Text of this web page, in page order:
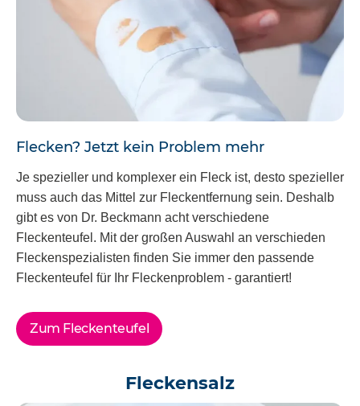
Flecken? Jetzt kein Problem mehr
Je spezieller und komplexer ein Fleck ist, desto spezieller
muss auch das Mittel zur Fleckentfernung sein. Deshalb
gibt es von Dr. Beckmann acht verschiedene
Fleckenteufel. Mit der großen Auswahl an verschieden
Fleckenspezialisten finden Sie immer den passende
Fleckenteufel für Ihr Fleckenproblem - garantiert!
Zum Fleckenteufel
Fleckensalz